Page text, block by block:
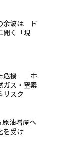
余波は ド
聞く「現
危機──ホ
ガス・窒素
リスク
原油増産へ
を受け